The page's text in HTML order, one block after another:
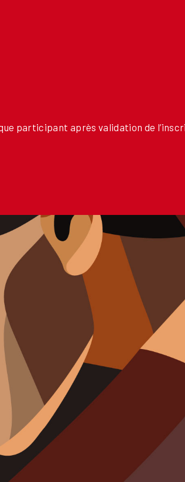
participant après validation de